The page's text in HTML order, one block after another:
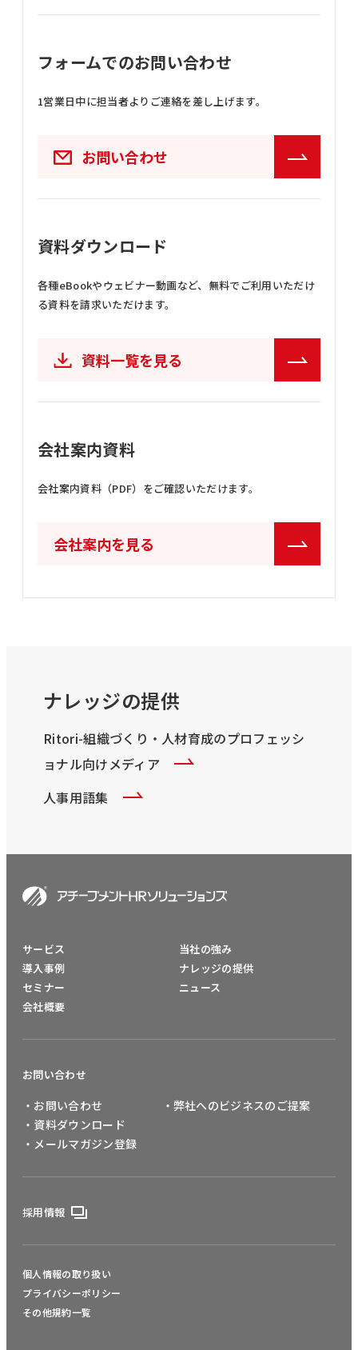
フォームでのお問い合わせ
1営業日中に担当者よりご連絡を差し上げます。
お問い合わせ
資料ダウンロード
各種eBookやウェビナー動画など、 無料でご利用いただけ
る資料を請求いただけます。
資料一覧を見る
会社案内資料
会社案内資料（PDF）をご確認いただけます。
会社案内を見る
ナレッジの提供
Ritori-組織づくり・人材育成のプロフェッシ
ョナル向けメディア
人事用語集
サービス
導入事例
セミナー
会社概要
当社の強み
ナレッジの提供
ニュース
お問い合わせ
・お問い合わせ
・資料ダウンロード
・メールマガジン登録
・弊社へのビジネスのご提案
採用情報
個人情報の取り扱い
プライバシーポリシー
その他規約一覧